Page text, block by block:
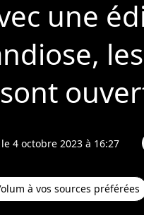
une
sont
4 octobre 2023 à 16:27
à vos sources préférées